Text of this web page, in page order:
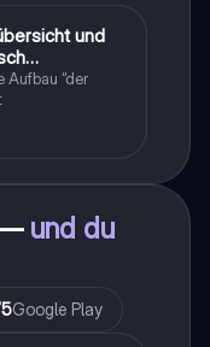
und
“der
— und du
Google Play